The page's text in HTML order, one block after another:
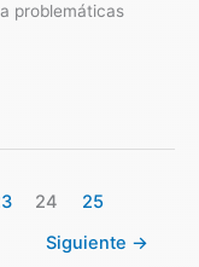
problemáticas
24
25
Siguiente →